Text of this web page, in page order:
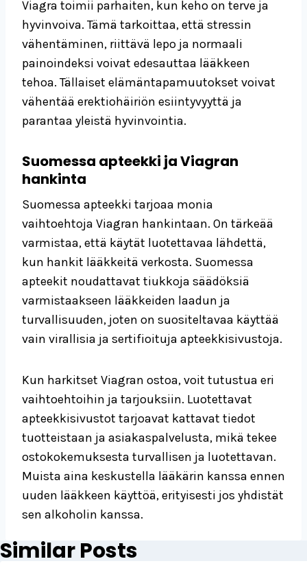
Viagra toimii parhaiten, kun keho on terve ja
hyvinvoiva. Tämä tarkoittaa, että stressin
vähentäminen, riittävä lepo ja normaali
painoindeksi voivat edesauttaa lääkkeen
tehoa. Tällaiset elämäntapamuutokset voivat
vähentää erektiohäiriön esiintyvyyttä ja
parantaa yleistä hyvinvointia.
Suomessa apteekki ja Viagran
hankinta
Suomessa apteekki tarjoaa monia
vaihtoehtoja Viagran hankintaan. On tärkeää
varmistaa, että käytät luotettavaa lähdettä,
kun hankit lääkkeitä verkosta. Suomessa
apteekit noudattavat tiukkoja säädöksiä
varmistaakseen lääkkeiden laadun ja
turvallisuuden, joten on suositeltavaa käyttää
vain virallisia ja sertifioituja apteekkisivustoja.
Kun harkitset Viagran ostoa, voit tutustua eri
vaihtoehtoihin ja tarjouksiin. Luotettavat
apteekkisivustot tarjoavat kattavat tiedot
tuotteistaan ja asiakaspalvelusta, mikä tekee
ostokokemuksesta turvallisen ja luotettavan.
Muista aina keskustella lääkärin kanssa ennen
uuden lääkkeen käyttöä, erityisesti jos yhdistät
sen alkoholin kanssa.
Similar Posts